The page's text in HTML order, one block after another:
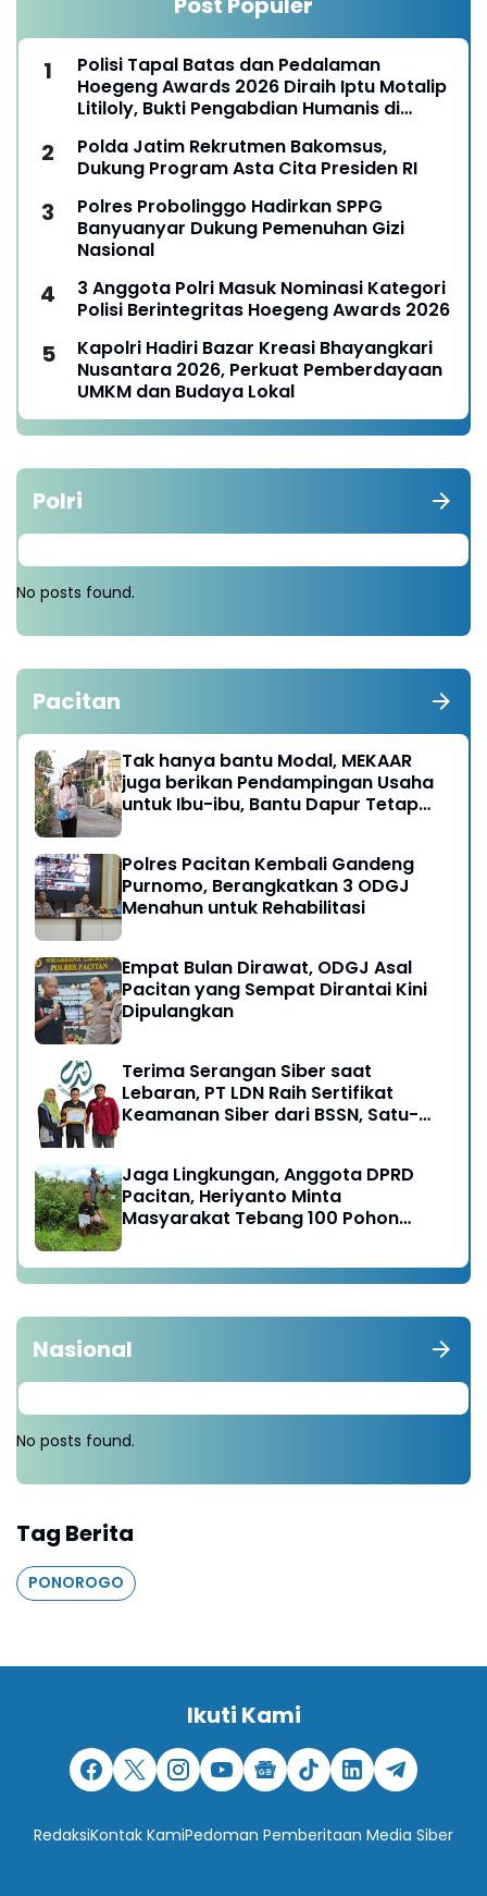
Polisi Tapal Batas dan Pedalaman
Hoegeng Awards 2026 Diraih Iptu Motalip
Litiloly, Bukti Pengabdian Humanis di
Polda Jatim Rekrutmen Bakomsus,
Dukung Program Asta Cita Presiden RI
Polres Probolinggo Hadirkan SPPG
Banyuanyar Dukung Pemenuhan Gizi
Nasional
3 Anggota Polri Masuk Nominasi Kategori
Polisi Berintegritas Hoegeng Awards 2026
Kapolri Hadiri Bazar Kreasi Bhayangkari
Nusantara 2026, Perkuat Pemberdayaan
UMKM dan Budaya Lokal
Polri
No posts found.
Pacitan
Tak hanya bantu Modal, MEKAAR
juga berikan Pendampingan Usaha
untuk Ibu-ibu, Bantu Dapur Tetap
Polres Pacitan Kembali Gandeng
Purnomo, Berangkatkan 3 ODGJ
Menahun untuk Rehabilitasi
Empat Bulan Dirawat, ODGJ Asal
Pacitan yang Sempat Dirantai Kini
Dipulangkan
Terima Serangan Siber saat
Lebaran, PT LDN Raih Sertifikat
Keamanan Siber dari BSSN, Satu-
Jaga Lingkungan, Anggota DPRD
Pacitan, Heriyanto Minta
Masyarakat Tebang 100 Pohon
Nasional
No posts found.
Tag Berita
PONOROGO
Ikuti Kami
RedaksiKontak KamiPedoman Pemberitaan Media Siber